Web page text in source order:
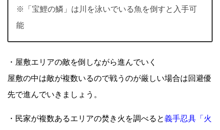
※「宝鯉の鱗」は川を泳いでいる魚を倒すと入手可
能
・屋敷エリアの敵を倒しながら進んでいく
屋敷の中は敵が複数いるので戦うのが厳しい場合は回避優
先で進んでいきましょう。
・民家が複数あるエリアの焚き火を調べると義手忍具「火